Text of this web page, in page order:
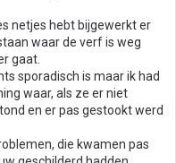
netjes hebt bijgewerkt er
waar de verf is weg
gaat.
sporadisch is maar ik had
waar, als ze er niet
en er pas gestookt werd
die kwamen pas